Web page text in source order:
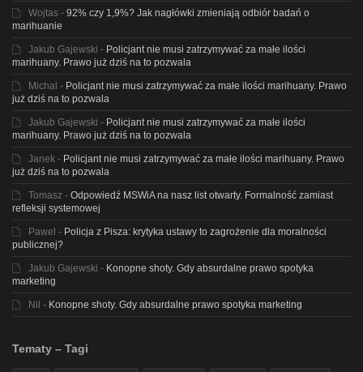
Wojtas - 92% czy 1,9%? Jak nagłówki zmieniają odbiór badań o
marihuanie
Jakub Gajewski - Policjant nie musi zatrzymywać za małe ilości
marihuany. Prawo już dziś na to pozwala
Michal - Policjant nie musi zatrzymywać za małe ilości marihuany. Prawo
już dziś na to pozwala
Jakub Gajewski - Policjant nie musi zatrzymywać za małe ilości
marihuany. Prawo już dziś na to pozwala
Janek - Policjant nie musi zatrzymywać za małe ilości marihuany. Prawo
już dziś na to pozwala
Tomasz - Odpowiedź MSWiA na nasz list otwarty. Formalność zamiast
refleksji systemowej
Pawel - Policja z Pisza: krytyka ustawy to zagrożenie dla moralności
publicznej?
Jakub Gajewski - Konopne shoty. Gdy absurdalne prawo spotyka
marketing
Nil - Konopne shoty. Gdy absurdalne prawo spotyka marketing
Tematy – Tagi